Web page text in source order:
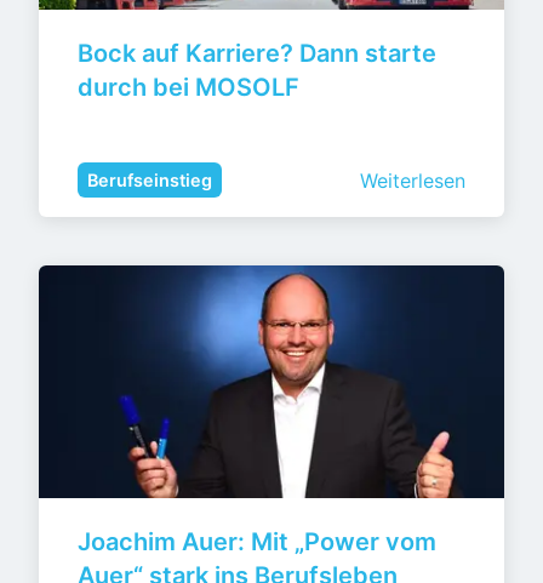
Bock auf Karriere? Dann starte
durch bei MOSOLF
Berufseinstieg Weiterlesen
Joachim Auer: Mit „Power vom
Auer“ stark ins Berufsleben